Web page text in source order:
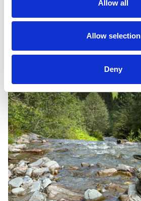
Allow all
Allow selection
Deny
Check beschikbaarheid